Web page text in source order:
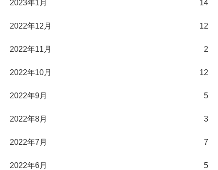
2023年1月 14
2022年12月 12
2022年11月 2
2022年10月 12
2022年9月 5
2022年8月 3
2022年7月 7
2022年6月 5